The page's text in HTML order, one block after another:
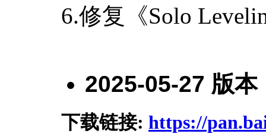
6.修复《Solo
2025-05-27 版本
下载链接: https://